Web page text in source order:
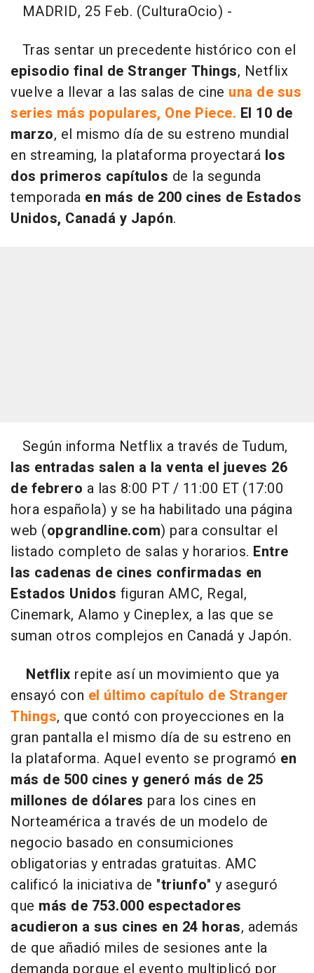
MADRID, 25 Feb. (CulturaOcio) -
Tras sentar un precedente histórico con el
episodio final de Stranger Things, Netflix
vuelve a llevar a las salas de cine una de sus
series más populares, One Piece. El 10 de
marzo, el mismo día de su estreno mundial
en streaming, la plataforma proyectará los
dos primeros capítulos de la segunda
temporada en más de 200 cines de Estados
Unidos, Canadá y Japón.
Según informa Netflix a través de Tudum,
las entradas salen a la venta el jueves 26
de febrero a las 8:00 PT / 11:00 ET (17:00
hora española) y se ha habilitado una página
web (opgrandline.com) para consultar el
listado completo de salas y horarios. Entre
las cadenas de cines confirmadas en
Estados Unidos figuran AMC, Regal,
Cinemark, Alamo y Cineplex, a las que se
suman otros complejos en Canadá y Japón.
Netflix repite así un movimiento que ya
ensayó con el último capítulo de Stranger
Things, que contó con proyecciones en la
gran pantalla el mismo día de su estreno en
la plataforma. Aquel evento se programó en
más de 500 cines y generó más de 25
millones de dólares para los cines en
Norteamérica a través de un modelo de
negocio basado en consumiciones
obligatorias y entradas gratuitas. AMC
calificó la iniciativa de "triunfo" y aseguró
que más de 753.000 espectadores
acudieron a sus cines en 24 horas, además
de que añadió miles de sesiones ante la